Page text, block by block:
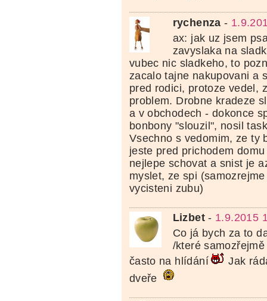
rychenza -
ax: jak uz jsem
zavyslaka na
vubec nic sladkeho, to
zacalo tajne nakupovani a
pred rodici, protoze vedel,
problem. Drobne kradeze
a v obchodech - dokonce
bonbony "slouzil", nosil
Vsechno s vedomim, ze ty
jeste pred prichodem
nejlepe schovat a snist je
myslet, ze spi
vycisteni zubu)
Lizbet- 1.9.2015
Co já bych za to
/které
často na hlídání
Jak
dveře